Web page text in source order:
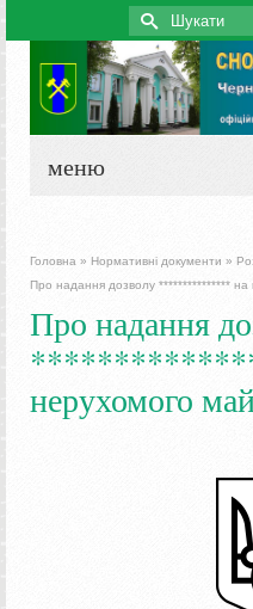
Search
for:
меню
Головна » Нормативні документи »
Про надання дозволу ***************
Про надання
нерухомого